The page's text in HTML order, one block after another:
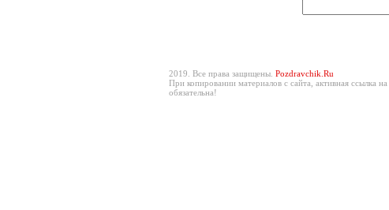
2019. Все права защищены. Pozdravchik.Ru
При копировании материалов с сайта, активная ссылка на
обязательна!